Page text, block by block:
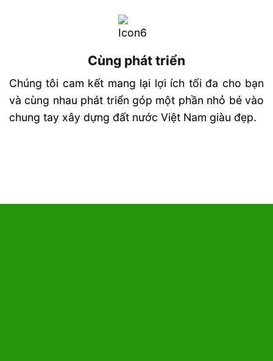
Cùng phát triển
Chúng tôi cam kết mang lại lợi ích tối đa cho bạn
và cùng nhau phát triển góp một phần nhỏ bé vào
chung tay xây dựng đất nước Việt Nam giàu đẹp.